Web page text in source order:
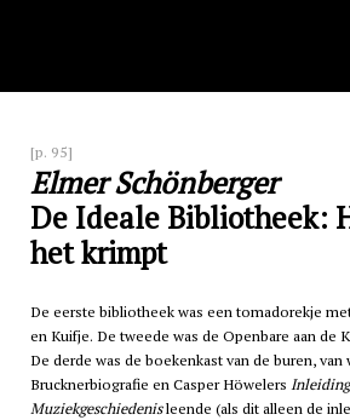
[p. 95]
Elmer Schönberger
De Ideale Bibliotheek:
het krimpt
De eerste bibliotheek was een tomadorekje
en Kuifje. De tweede was de Openbare aan de
De derde was de boekenkast van de buren,
Brucknerbiografie en Casper Höwelers
Muziekgeschiedenisleende (als dit alleen de